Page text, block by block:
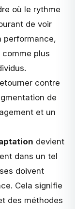
où le rythme
de voir
performance,
plus
contre
de
et un
devient
dans un tel
doivent
Cela signifie
des méthodes